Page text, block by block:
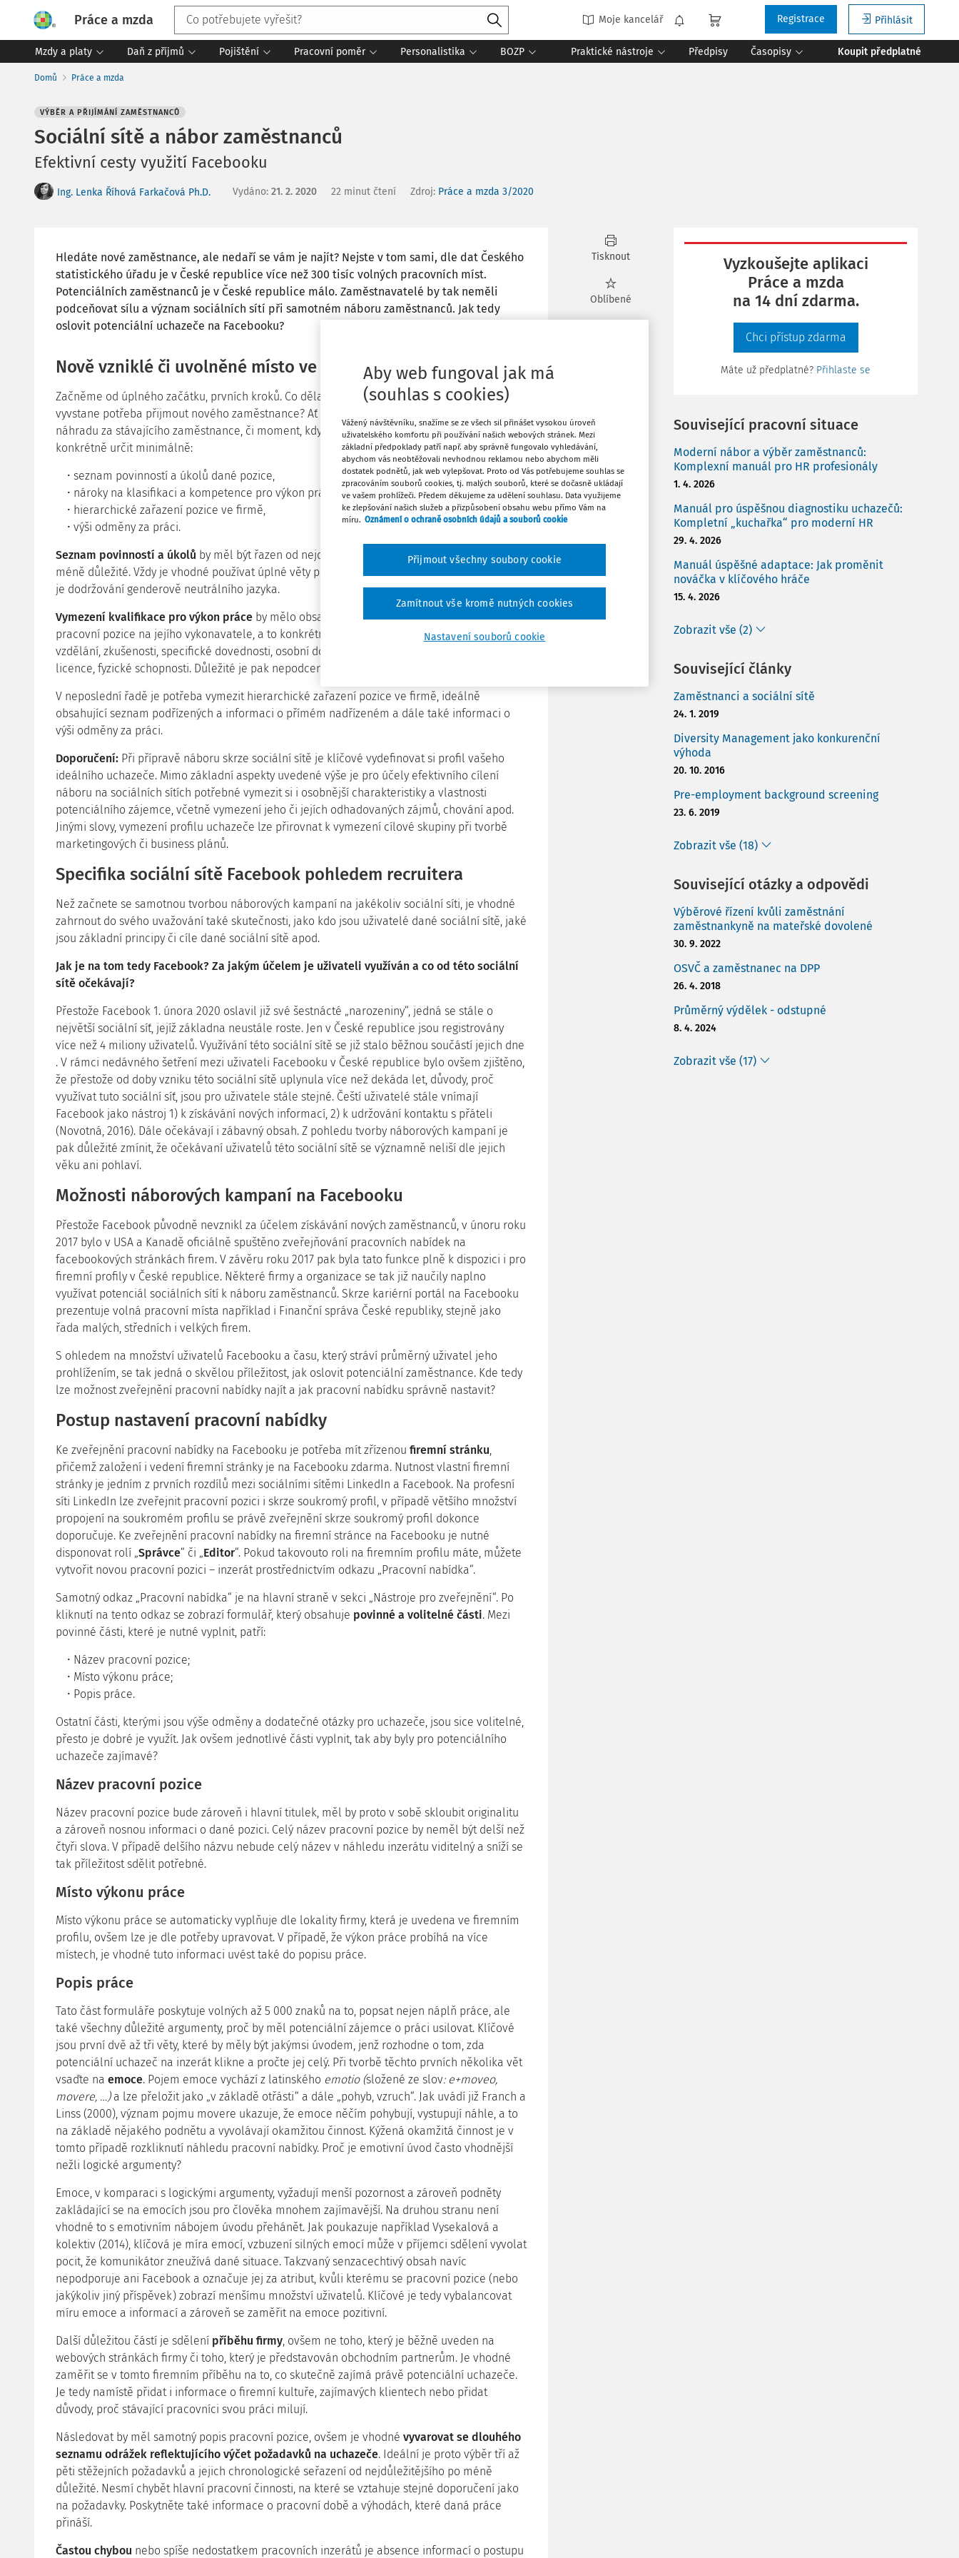
Práce a mzda Moje kancelář Přihlásit
Registrace
Mzdy a platy Daň z příjmů Pojištění Pracovní poměr Personalistika BOZP Praktické nástroje Předpisy Časopisy Koupit předplatné
Domů Práce a mzda
VÝBĚR A PŘIJÍMÁNÍ ZAMĚSTNANCŮ
Sociální sítě a nábor zaměstnanců
Efektivní cesty využití Facebooku
Ing. Lenka Říhová Farkačová Ph.D. Vydáno: 21. 2. 2020 22 minut čtení Zdroj: Práce a mzda 3/2020
Hledáte nové zaměstnance, ale nedaří se vám je najít? Nejste v tom sami, dle dat Českého
statistického úřadu je v České republice více než 300 tisíc volných pracovních míst.
Potenciálních zaměstnanců je v České republice málo. Zaměstnavatelé by tak neměli
podceňovat sílu a význam sociálních sítí při samotném náboru zaměstnanců. Jak tedy
oslovit potenciální uchazeče na Facebooku?
Nově vzniklé či uvolněné místo ve firmě – první kroky
Začněme od úplného začátku, prvních kroků. Co dělat a jak postupovat v případě, že
vyvstane potřeba přijmout nového zaměstnance? Ať se jedná o situaci, kdy firma hledá
náhradu za stávajícího zaměstnance, či moment, kdy vzniká místo zcela nové, je potřeba
konkrétně určit minimálně:
seznam povinností a úkolů dané pozice,
nároky na klasifikaci a kompetence pro výkon práce,
hierarchické zařazení pozice ve firmě,
výši odměny za práci.
Seznam povinností a úkolů by měl být řazen od nejdůležitějších povinností/činností po ty
méně důležité. Vždy je vhodné používat úplné věty psané v přítomném čase. Samozřejmostí
je dodržování genderově neutrálního jazyka.
Vymezení kvalifikace pro výkon práce by mělo obsahovat informace o všech nárocích
pracovní pozice na jejího vykonavatele, a to konkrétně informace o nárocích na stupeň
vzdělání, zkušenosti, specifické dovednosti, osobní dovednosti a charakteristiku, certifikace a
licence, fyzické schopnosti. Důležité je pak nepodcenit výběr klíčových kompetencí.
V neposlední řadě je potřeba vymezit hierarchické zařazení pozice ve firmě, ideálně
obsahující seznam podřízených a informaci o přímém nadřízeném a dále také informaci o
výši odměny za práci.
Doporučení: Při přípravě náboru skrze sociální sítě je klíčové vydefinovat si profil vašeho
ideálního uchazeče. Mimo základní aspekty uvedené výše je pro účely efektivního cílení
náboru na sociálních sítích potřebné vymezit si i osobnější charakteristiky a vlastnosti
potenciálního zájemce, včetně vymezení jeho či jejích odhadovaných zájmů, chování apod.
Jinými slovy, vymezení profilu uchazeče lze přirovnat k vymezení cílové skupiny při tvorbě
marketingových či business plánů.
Specifika sociální sítě Facebook pohledem recruitera
Než začnete se samotnou tvorbou náborových kampaní na jakékoliv sociální síti, je vhodné
zahrnout do svého uvažování také skutečnosti, jako kdo jsou uživatelé dané sociální sítě, jaké
jsou základní principy či cíle dané sociální sítě apod.
Jak je na tom tedy Facebook? Za jakým účelem je uživateli využíván a co od této sociální
sítě očekávají?
Přestože Facebook 1. února 2020 oslavil již své šestnácté „narozeniny“, jedná se stále o
největší sociální síť, jejíž základna neustále roste. Jen v České republice jsou registrovány
více než 4 miliony uživatelů. Využívání této sociální sítě se již stalo běžnou součástí jejich dne
. V rámci nedávného šetření mezi uživateli Facebooku v České republice bylo ovšem zjištěno,
že přestože od doby vzniku této sociální sítě uplynula více než dekáda let, důvody, proč
využívat tuto sociální síť, jsou pro uživatele stále stejné. Čeští uživatelé stále vnímají
Facebook jako nástroj 1) k získávání nových informací, 2) k udržování kontaktu s přáteli
(Novotná, 2016). Dále očekávají i zábavný obsah. Z pohledu tvorby náborových kampaní je
pak důležité zmínit, že očekávaní uživatelů této sociální sítě se významně neliší dle jejich
věku ani pohlaví.
Možnosti náborových kampaní na Facebooku
Přestože Facebook původně nevznikl za účelem získávání nových zaměstnanců, v únoru roku
2017 bylo v USA a Kanadě oficiálně spuštěno zveřejňování pracovních nabídek na
facebookových stránkách firem. V závěru roku 2017 pak byla tato funkce plně k dispozici i pro
firemní profily v České republice. Některé firmy a organizace se tak již naučily naplno
využívat potenciál sociálních sítí k náboru zaměstnanců. Skrze kariérní portál na Facebooku
prezentuje volná pracovní místa například i Finanční správa České republiky, stejně jako
řada malých, středních i velkých firem.
S ohledem na množství uživatelů Facebooku a času, který stráví průměrný uživatel jeho
prohlížením, se tak jedná o skvělou příležitost, jak oslovit potenciální zaměstnance. Kde tedy
lze možnost zveřejnění pracovní nabídky najít a jak pracovní nabídku správně nastavit?
Postup nastavení pracovní nabídky
Ke zveřejnění pracovní nabídky na Facebooku je potřeba mít zřízenou firemní stránku,
přičemž založení i vedení firemní stránky je na Facebooku zdarma. Nutnost vlastní firemní
stránky je jedním z prvních rozdílů mezi sociálními sítěmi LinkedIn a Facebook. Na profesní
síti LinkedIn lze zveřejnit pracovní pozici i skrze soukromý profil, v případě většího množství
propojení na soukromém profilu se právě zveřejnění skrze soukromý profil dokonce
doporučuje. Ke zveřejnění pracovní nabídky na firemní stránce na Facebooku je nutné
disponovat rolí „Správce“ či „Editor“. Pokud takovouto roli na firemním profilu máte, můžete
vytvořit novou pracovní pozici – inzerát prostřednictvím odkazu „Pracovní nabídka“.
Samotný odkaz „Pracovní nabídka“ je na hlavní straně v sekci „Nástroje pro zveřejnění“. Po
kliknutí na tento odkaz se zobrazí formulář, který obsahuje povinné a volitelné části. Mezi
povinné části, které je nutné vyplnit, patří:
Název pracovní pozice;
Místo výkonu práce;
Popis práce.
Ostatní části, kterými jsou výše odměny a dodatečné otázky pro uchazeče, jsou sice volitelné,
přesto je dobré je využít. Jak ovšem jednotlivé části vyplnit, tak aby byly pro potenciálního
uchazeče zajímavé?
Název pracovní pozice
Název pracovní pozice bude zároveň i hlavní titulek, měl by proto v sobě skloubit originalitu
a zároveň nosnou informaci o dané pozici. Celý název pracovní pozice by neměl být delší než
čtyři slova. V případě delšího názvu nebude celý název v náhledu inzerátu viditelný a sníží se
tak příležitost sdělit potřebné.
Místo výkonu práce
Místo výkonu práce se automaticky vyplňuje dle lokality firmy, která je uvedena ve firemním
profilu, ovšem lze je dle potřeby upravovat. V případě, že výkon práce probíhá na více
místech, je vhodné tuto informaci uvést také do popisu práce.
Popis práce
Tato část formuláře poskytuje volných až 5 000 znaků na to, popsat nejen náplň práce, ale
také všechny důležité argumenty, proč by měl potenciální zájemce o práci usilovat. Klíčové
jsou první dvě až tři věty, které by měly být jakýmsi úvodem, jenž rozhodne o tom, zda
potenciální uchazeč na inzerát klikne a pročte jej celý. Při tvorbě těchto prvních několika vět
vsaďte na emoce. Pojem emoce vychází z latinského emotio (složené ze slov: e+moveo,
movere, …)a lze přeložit jako „v základě otřásti“ a dále „pohyb, vzruch“. Jak uvádí již Franch a
Linss (2000), význam pojmu movere ukazuje, že emoce něčím pohybují, vystupují náhle, a to
na základě nějakého podnětu a vyvolávají okamžitou činnost. Kýžená okamžitá činnost je v
tomto případě rozkliknutí náhledu pracovní nabídky. Proč je emotivní úvod často vhodnější
nežli logické argumenty?
Emoce, v komparaci s logickými argumenty, vyžadují menší pozornost a zároveň podněty
zakládající se na emocích jsou pro člověka mnohem zajímavější. Na druhou stranu není
vhodné to s emotivním nábojem úvodu přehánět. Jak poukazuje například Vysekalová a
kolektiv (2014), klíčová je míra emocí, vzbuzení silných emocí může v příjemci sdělení vyvolat
pocit, že komunikátor zneužívá dané situace. Takzvaný senzacechtivý obsah navíc
nepodporuje ani Facebook a označuje jej za atribut, kvůli kterému se pracovní pozice (nebo
jakýkoliv jiný příspěvek) zobrazí menšímu množství uživatelů. Klíčové je tedy vybalancovat
míru emoce a informací a zároveň se zaměřit na emoce pozitivní.
Další důležitou částí je sdělení příběhu firmy, ovšem ne toho, který je běžně uveden na
webových stránkách firmy či toho, který je představován obchodním partnerům. Je vhodné
zaměřit se v tomto firemním příběhu na to, co skutečně zajímá právě potenciální uchazeče.
Je tedy namístě přidat i informace o firemní kultuře, zajímavých klientech nebo přidat
důvody, proč stávající pracovníci svou práci milují.
Následovat by měl samotný popis pracovní pozice, ovšem je vhodné vyvarovat se dlouhého
seznamu odrážek reflektujícího výčet požadavků na uchazeče. Ideální je proto výběr tří až
pěti stěžejních požadavků a jejich chronologické seřazení od nejdůležitějšího po méně
důležité. Nesmí chybět hlavní pracovní činnosti, na které se vztahuje stejné doporučení jako
na požadavky. Poskytněte také informace o pracovní době a výhodách, které daná práce
přináší.
Častou chybou nebo spíše nedostatkem pracovních inzerátů je absence informací o postupu
Tisknout
Oblíbené
Poznámka
Vyzkoušejte aplikaci
Práce a mzda
na 14 dní zdarma.
Chci přístup zdarma
Máte už předplatné? Přihlaste se
Související pracovní situace
Moderní nábor a výběr zaměstnanců:
Komplexní manuál pro HR profesionály
1. 4. 2026
Manuál pro úspěšnou diagnostiku uchazečů:
Kompletní „kuchařka“ pro moderní HR
29. 4. 2026
Manuál úspěšné adaptace: Jak proměnit
nováčka v klíčového hráče
15. 4. 2026
Zobrazit vše (2)
Související články
Zaměstnanci a sociální sítě
24. 1. 2019
Diversity Management jako konkurenční
výhoda
20. 10. 2016
Pre-employment background screening
23. 6. 2019
Zobrazit vše (18)
Související otázky a odpovědi
Výběrové řízení kvůli zaměstnání
zaměstnankyně na mateřské dovolené
30. 9. 2022
OSVČ a zaměstnanec na DPP
26. 4. 2018
Průměrný výdělek - odstupné
8. 4. 2024
Zobrazit vše (17)
Aby web fungoval jak má
(souhlas s cookies)
Vážený návštěvníku, snažíme se ze všech sil přinášet vysokou úroveň
uživatelského komfortu při používání našich webových stránek. Mezi
základní předpoklady patří např. aby správně fungovalo vyhledávání,
abychom vás neobtěžovali nevhodnou reklamou nebo abychom měli
dostatek podnětů, jak web vylepšovat. Proto od Vás potřebujeme souhlas se
zpracováním souborů cookies, tj. malých souborů, které se dočasně ukládají
ve vašem prohlížeči. Předem děkujeme za udělení souhlasu. Data využijeme
ke zlepšování našich služeb a přizpůsobení obsahu webu přímo Vám na
míru. Oznámení o ochraně osobních údajů a souborů cookie
Nastavení souborů cookie
Zamítnout vše kromě nutných cookies
Přijmout všechny soubory cookie